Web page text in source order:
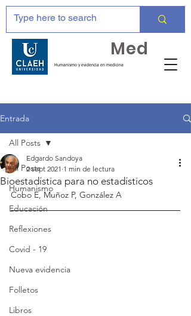
Humanismo y evidencia en medicina
Med
Entrada
All Posts
Humanismo
Educación
Reflexiones
Covid - 19
Nueva evidencia
Folletos
Libros
All Posts
Bioestadística para no estadísticos
Edgardo Sandoya
2 sept 2021 1 min de lectura
Cobo E, Muñoz P, González A